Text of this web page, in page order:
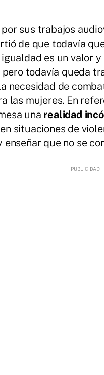
sus trabajos
de que todavía
igualdad es un valor
todavía queda
necesidad de
las mujeres. En
una realidad
situaciones de
enseñar que no se